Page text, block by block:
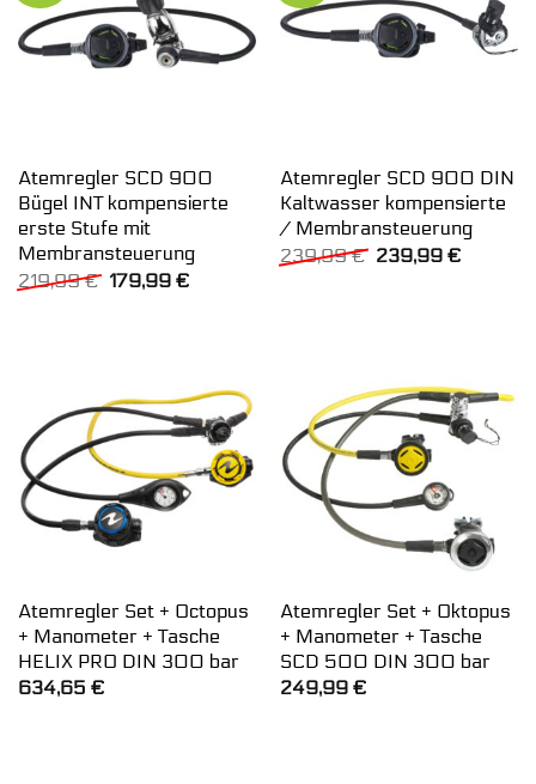
Atemregler SCD 900
Bügel INT kompensierte
erste Stufe mit
Membransteuerung
219,99€ Ursprünglicher
179,99 €Aktueller
Atemregler SCD 900 DIN
Kaltwasser kompensierte
/ Membransteuerung
239,99€ Ursprünglicher
239,99 €
Atemregler Set + Octopus
+ Manometer + Tasche
HELIX PRO DIN 300 bar
634,65 €
Atemregler Set + Oktopus
+ Manometer + Tasche
SCD 500 DIN 300 bar
249,99 €